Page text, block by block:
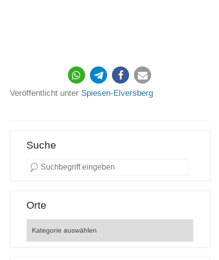
31
Veröffentlicht unter Spiesen-Elversberg
Suche
Orte